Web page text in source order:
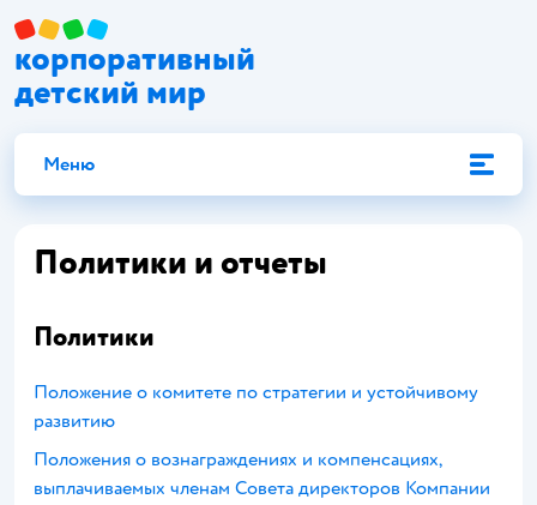
корпоративный
детский мир
Меню
Политики и отчеты
Политики
Положение о комитете по стратегии и устойчивому
развитию
Положения о вознаграждениях и компенсациях,
выплачиваемых членам Совета директоров Компании